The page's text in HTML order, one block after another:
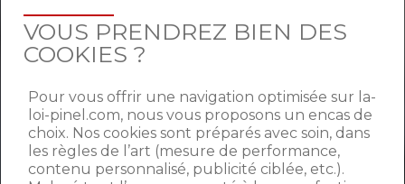
VOUS PRENDREZ BIEN DES
COOKIES ?
Pour vous offrir une navigation optimisée sur la-
loi-pinel.com, nous vous proposons un encas de
choix. Nos cookies sont préparés avec soin, dans
les règles de l’art (mesure de performance,
contenu personnalisé, publicité ciblée, etc.).